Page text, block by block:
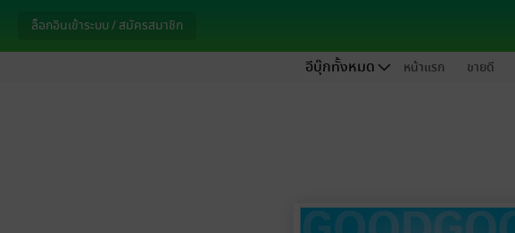
ล็อกอินเข้าระบบ / สมัครสมาชิก
อีบุ๊กทั้งหมด หน้าแรก ขายดี